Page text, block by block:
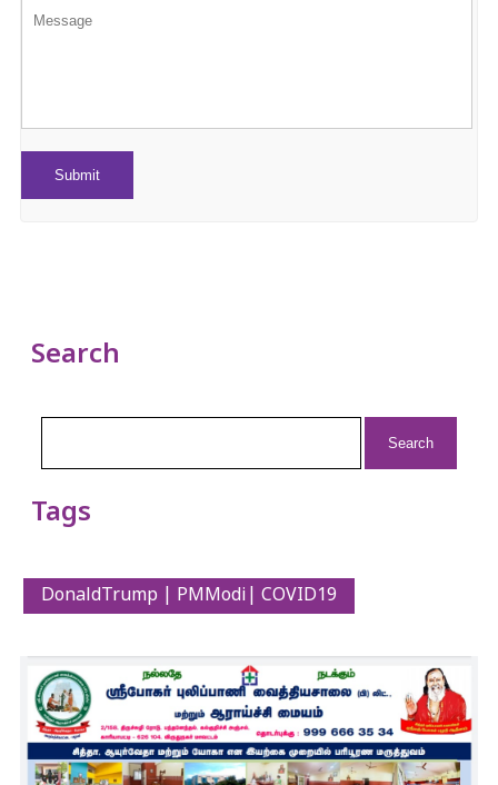
Search
Tags
DonaldTrump | PMModi| COVID19